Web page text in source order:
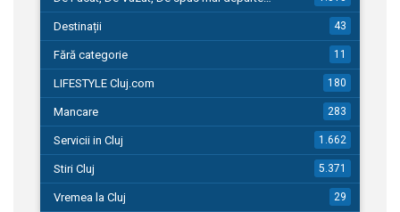
Destinații 43
Fără categorie 11
LIFESTYLE Cluj.com 180
Mancare 283
Servicii in Cluj 1.662
Stiri Cluj 5.371
Vremea la Cluj 29